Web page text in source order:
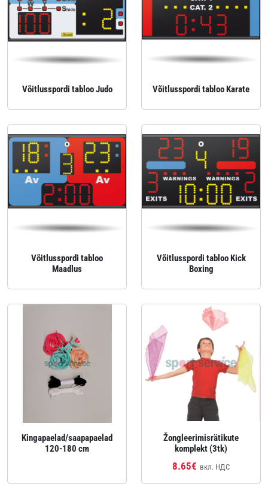
Võitlusspordi tabloo Judo Võitlusspordi tabloo Karate
Võitlusspordi tabloo
Maadlus
Võitlusspordi tabloo Kick
Boxing
Kingapaelad/saapapaelad
120-180 cm
Žongleerimisrätikute
komplekt (3tk)
8.65€ вкл. НДС